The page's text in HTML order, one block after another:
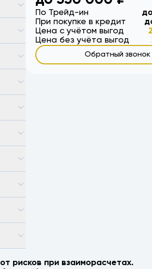
По Трейд-ин
При покупке в кредит
Цена с учётом выгод
Цена без учёта выгод
Обратный звонок
рисков при взаиморасчетах.